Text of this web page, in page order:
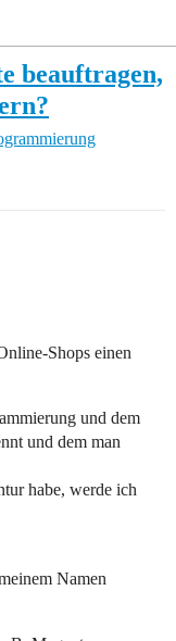
beauftragen,
Shops einen
und dem
und dem man
habe, werde ich
Namen